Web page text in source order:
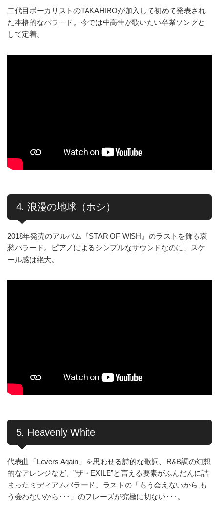
二代目ボーカリストのTAKAHIROが加入して初めて発表され
た本格的なバラード。今では中高生が歌いたい卒業ソングと
して定着。
4. 浪漫の地球（ホシ）
2018年発売のアルバム『STAR OF WISH』のラストを飾る哀
愁バラード。ピアノによるシンプルなサウンドなのに、スケ
ール感は絶大。
5. Heavenly White
代表曲「Lovers Again」を思わせる詩的な歌詞、R&B調の幻想
的なアレンジなど、”ザ・EXILE”と言える要素がふんだんに詰
まったミディアムバラード。ラストの「もう会えないから も
う会わないから･･･」のフレーズが究極に切ない･･･。